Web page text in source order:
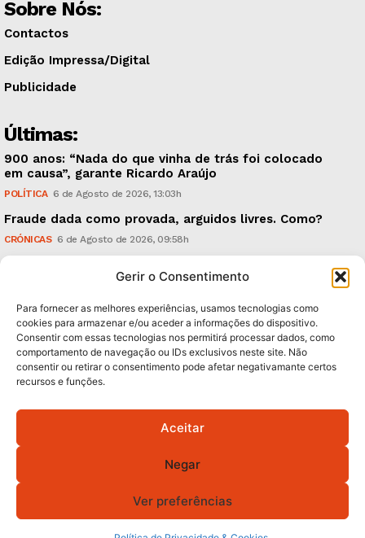
Gerir o Consentimento
Para fornecer as melhores experiências, usamos tecnologias como
cookies para armazenar e/ou aceder a informações do dispositivo.
Consentir com essas tecnologias nos permitirá processar dados, como
comportamento de navegação ou IDs exclusivos neste site. Não
consentir ou retirar o consentimento pode afetar negativamante certos
recursos e funções.
Aceitar
Negar
Ver preferências
Sobre Nós:
Contactos
Edição Impressa/Digital
Publicidade
Últimas:
900 anos: “Nada do que vinha de trás foi colocado
em causa”, garante Ricardo Araújo
POLÍTICA 6 de Agosto de 2026, 13:03h
Fraude dada como provada, arguidos livres. Como?
CRÓNICAS 6 de Agosto de 2026, 09:58h
Subscreva Newsletter:
QUERO ADERIR
Política de Privacidade